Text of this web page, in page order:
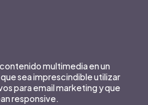
multimedia en un
sea imprescindible utilizar
para email marketing y que
responsive.